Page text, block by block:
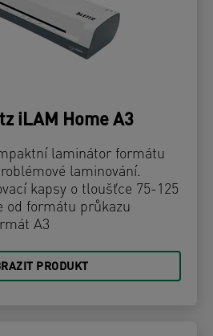
iLAM Home A3
laminátor formátu
laminování.
kapsy o tloušťce 75-125
od formátu průkazu
A3
PRODUKT